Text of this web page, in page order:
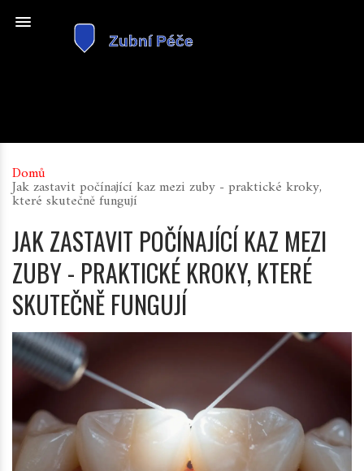
Domů
Jak zastavit počínající kaz mezi zuby - praktické kroky,
které skutečně fungují
JAK ZASTAVIT POČÍNAJÍCÍ KAZ MEZI
ZUBY - PRAKTICKÉ KROKY, KTERÉ
SKUTEČNĚ FUNGUJÍ